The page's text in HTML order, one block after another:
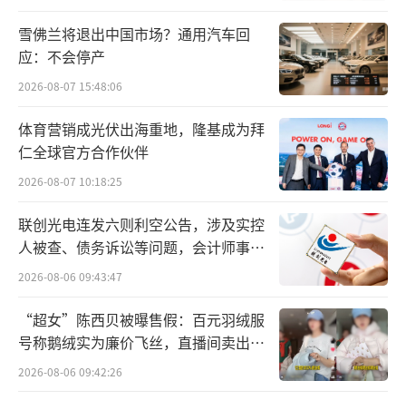
开发到变现的链条已十分成熟。
游戏开发者张先生做了一款“跳一跳”类
的小游戏，他对北京商报记者表示，自己的游
戏主要是靠播放广告挣钱，今年初游戏刚上线
时，半个月的广告请求就达到了约1.3万次，曝
广告收入超过4000元。
雪佛兰将退出中国市场？通用汽车回
应：不会停产
2026-08-07 15:48:06
体育营销成光伏出海重地，隆基成为拜
仁全球官方合作伙伴
2026-08-07 10:18:25
联创光电连发六则利空公告，涉及实控
人被查、债务诉讼等问题，会计师事务
所曾出具“保留意见”
2026-08-06 09:43:47
“超女”陈西贝被曝售假：百元羽绒服
号称鹅绒实为廉价飞丝，直播间卖出超
百万元
2026-08-06 09:42:26